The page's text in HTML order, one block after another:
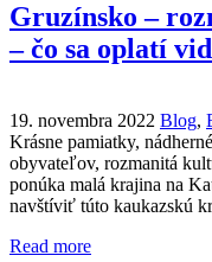
Gruzínsko –
– čo sa oplatí
19. novembra 2022 Blog,
Krásne pamiatky,
obyvateľov, rozmanitá
ponúka malá krajina na
navštíviť túto kaukazskú
Read more